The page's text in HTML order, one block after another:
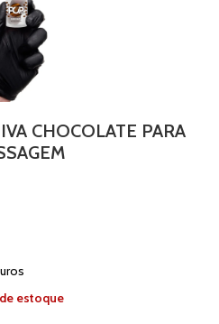
CHOCOLATE PARA
estoque